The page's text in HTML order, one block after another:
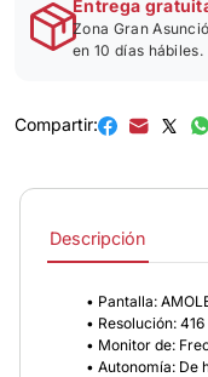
Entrega
Zona Gran
en 10 días hábiles.
Compartir:
Descripción
• Pantalla:
• Resolución:
• Monitor de:
• Autonomía: De